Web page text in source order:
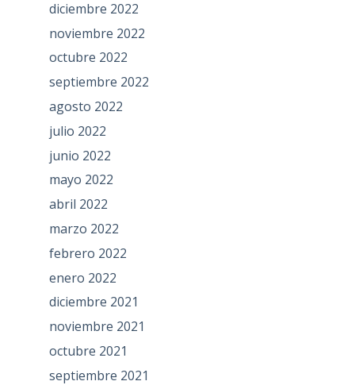
diciembre 2022
noviembre 2022
octubre 2022
septiembre 2022
agosto 2022
julio 2022
junio 2022
mayo 2022
abril 2022
marzo 2022
febrero 2022
enero 2022
diciembre 2021
noviembre 2021
octubre 2021
septiembre 2021